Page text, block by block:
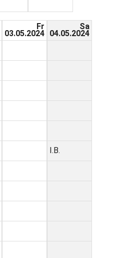
Fr
03.05.2024
Sa
04.05.2024
I.B.